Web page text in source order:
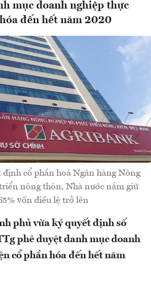
mục doanh nghiệp thực
đến hết năm 2020
cổ phần hoá Ngân hàng Nông
nông thôn, Nhà nước nắm giữ
vốn điều lệ trở lên
phủ vừa ký quyết định số
phê duyệt danh mục doanh
cổ phần hóa đến hết năm